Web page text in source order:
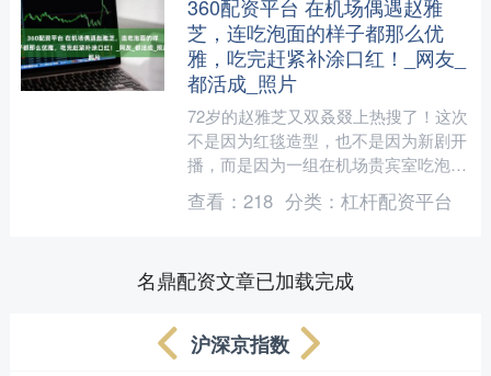
360配资平台 在机场偶遇赵雅
芝，连吃泡面的样子都那么优
雅，吃完赶紧补涂口红！_网友_
都活成_照片
72岁的赵雅芝又双叒叕上热搜了！这次
不是因为红毯造型，也不是因为新剧开
播，而是因为一组在机场贵宾室吃泡面
的照片——照片里，她穿着蓝色拼接连
衣裙，半扎发配墨镜，低....
查看： 218 分类： 杠杆配资平台
名鼎配资文章已加载完成
沪深京指数